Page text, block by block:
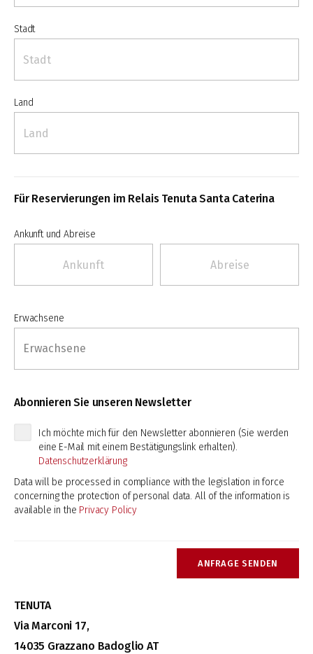
Stadt
Land
Für Reservierungen im Relais Tenuta Santa Caterina
Ankunft und Abreise
Erwachsene
Abonnieren Sie unseren Newsletter
Ich möchte mich für den Newsletter abonnieren (Sie werden
eine E-Mail mit einem Bestätigungslink erhalten).
Datenschutzerklärung
Data will be processed in compliance with the legislation in force
concerning the protection of personal data. All of the information is
available in the Privacy Policy
ANFRAGE SENDEN
TENUTA
Via Marconi 17,
14035 Grazzano Badoglio AT